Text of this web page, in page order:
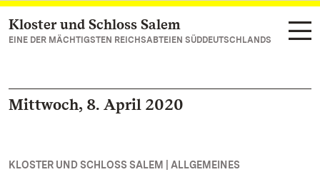
Zum Hauptinhalt springen
Kloster und Schloss Salem
EINE DER MÄCHTIGSTEN REICHSABTEIEN SÜDDEUTSCHLANDS
Mittwoch, 8. April 2020
KLOSTER UND SCHLOSS SALEM | ALLGEMEINES